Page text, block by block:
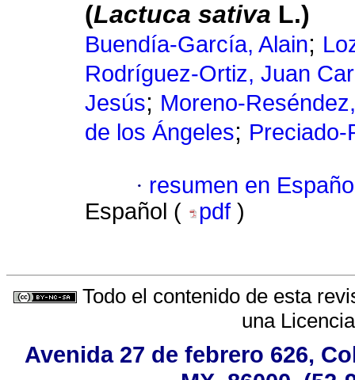
(Lactuca sativa L.)
Buendía-García, Alain;
Rodríguez-Ortiz, Juan
Jesús; Moreno-
de los Ángeles; Preciado-
· resumen en
Español (
pdf )
Todo el contenido de esta
una
Avenida 27 de febrero 626,